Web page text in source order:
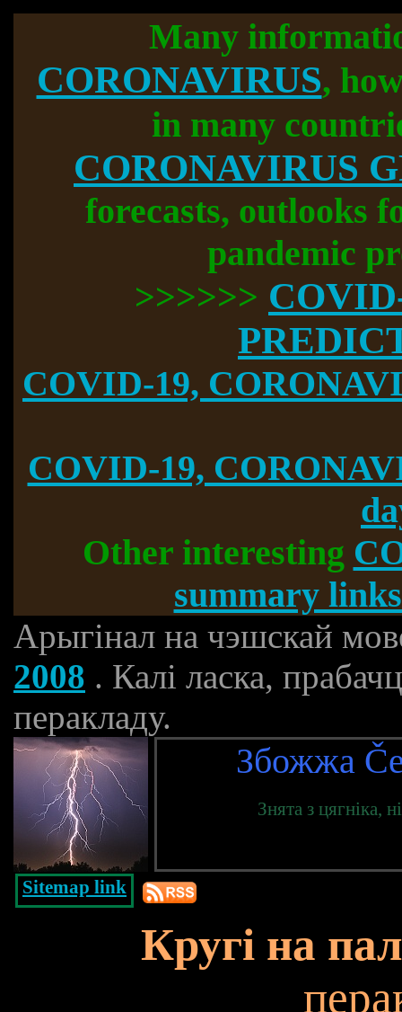
Many
CORONAVIRUS,
in many
CORONAVIRUS
forecasts, outlooks
pandemic
>>>>>>
COVID-19,
COVID-19,
Other interesting
summary
Арыгінал на чэшскай
2008 . Калі ласка,
перакладу.
Збожжа
Знята з цягніка,
Sitemap link
Кругі на